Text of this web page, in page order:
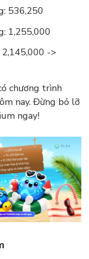
536,250
1,255,000
->
chương trình
nay. Đừng bỏ lỡ
ngay!